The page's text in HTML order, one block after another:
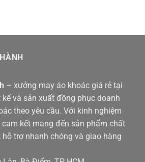
– xưởng may áo khoác giá rẻ tại
kế và sản xuất đồng phục doanh
theo yêu cầu. Với kinh nghiệm
kết mang đến sản phẩm chất
trợ nhanh chóng và giao hàng